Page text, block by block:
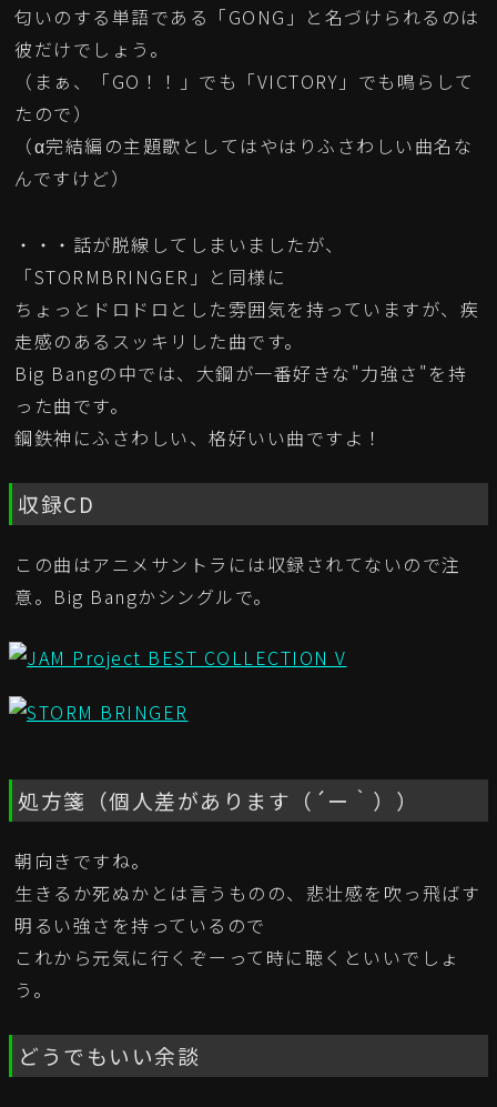
匂いのする単語である「GONG」と名づけられるのは
彼だけでしょう。
（まぁ、「GO！！」でも「VICTORY」でも鳴らして
たので）
（α完結編の主題歌としてはやはりふさわしい曲名な
んですけど）
・・・話が脱線してしまいましたが、
「STORMBRINGER」と同様に
ちょっとドロドロとした雰囲気を持っていますが、疾
走感のあるスッキリした曲です。
Big Bangの中では、大鋼が一番好きな"力強さ"を持
った曲です。
鋼鉄神にふさわしい、格好いい曲ですよ！
収録CD
この曲はアニメサントラには収録されてないので注
意。Big Bangかシングルで。
処方箋（個人差があります（´ー｀））
朝向きですね。
生きるか死ぬかとは言うものの、悲壮感を吹っ飛ばす
明るい強さを持っているので
これから元気に行くぞーって時に聴くといいでしょ
う。
どうでもいい余談